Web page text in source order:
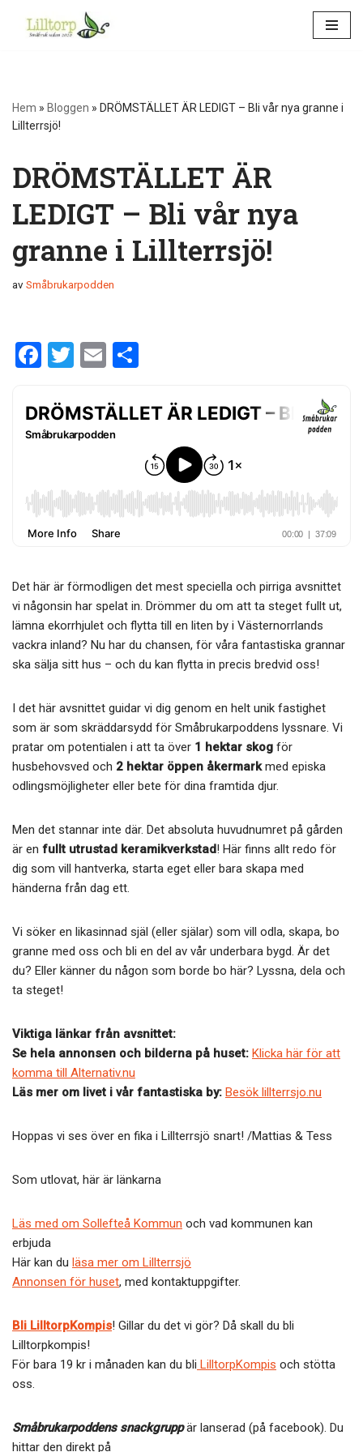
Hem » Bloggen » DRÖMSTÄLLET ÄR LEDIGT – Bli vår nya granne i
Lillterrsjö!
DRÖMSTÄLLET ÄR
LEDIGT – Bli vår nya
granne i Lillterrsjö!
avSmåbrukarpodden
F
ce
b
o
k
T
tt
er
E
ail a
Det här är förmodligen det mest speciella och pirriga avsnittet
vi någonsin har spelat in. Drömmer du om att ta steget fullt ut,
lämna ekorrhjulet och flytta till en liten by i Västernorrlands
vackra inland? Nu har du chansen, för våra fantastiska grannar
ska sälja sitt hus – och du kan flytta in precis bredvid oss!
I det här avsnittet guidar vi dig genom en helt unik fastighet
som är som skräddarsydd för Småbrukarpoddens lyssnare. Vi
pratar om potentialen i att ta över 1 hektar skog för
husbehovsved och 2 hektar öppen åkermarkmed episka
odlingsmöjligheter eller bete för dina framtida djur.
Men det stannar inte där. Det absoluta huvudnumret på gården
är en fullt utrustad keramikverkstad! Här finns allt redo för
dig som vill hantverka, starta eget eller bara skapa med
händerna från dag ett.
Vi söker en likasinnad själ (eller själar) som vill odla, skapa, bo
granne med oss och bli en del av vår underbara bygd. Är det
du? Eller känner du någon som borde bo här? Lyssna, dela och
ta steget!
Viktiga länkar från avsnittet:
Se hela annonsen och bilderna på huset: Klicka här för att
komma till Alternativ.nu
Läs mer om livet i vår fantastiska by: Besök lillterrsjo.nu
Hoppas vi ses över en fika i Lillterrsjö snart! /Mattias & Tess
Som utlovat, här är länkarna
Läs med om Sollefteå Kommun och vad kommunen kan
erbjuda
Här kan du läsa mer om Lillterrsjö
Annonsen för huset, med kontaktuppgifter.
Bli LilltorpKompis! Gillar du det vi gör? Då skall du bli
Lilltorpkompis!
För bara 19 kr i månaden kan du bli LilltorpKompis och stötta
oss.
Småbrukarpoddens snackgruppär lanserad (på facebook). Du
hittar den direkt på